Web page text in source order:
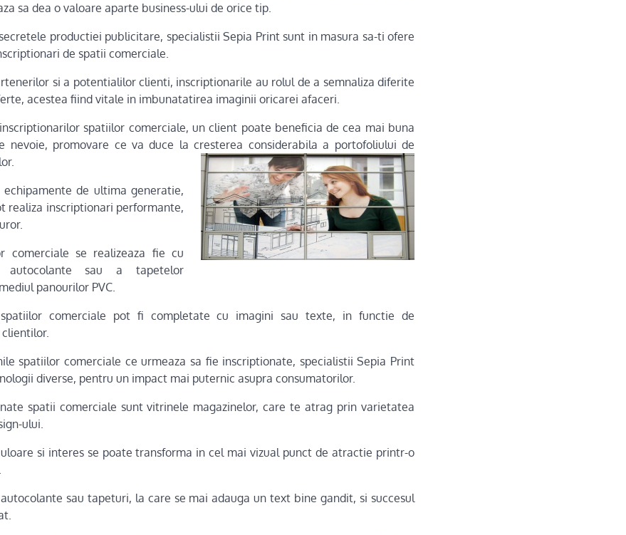
sa dea o valoare aparte business-ului de orice tip.
productiei publicitare, specialistii Sepia Print sunt in masura sa-ti ofere
de spatii comerciale.
si a potentialilor clienti, inscriptionarile au rolul de a semnaliza diferite
acestea fiind vitale in imbunatatirea imaginii oricarei afaceri.
spatiilor comerciale, un client poate beneficia de cea mai buna
nevoie, promovare ce va duce la cresterea considerabila a portofoliului de
de ultima generatie,
realiza inscriptionari performante,
comerciale se realizeaza fie cu
autocolante sau a tapetelor
panourilor PVC.
comerciale pot fi completate cu imagini sau texte, in functie de
spatiilor comerciale ce urmeaza sa fie inscriptionate, specialistii Sepia Print
diverse, pentru un impact mai puternic asupra consumatorilor.
spatii comerciale sunt vitrinele magazinelor, care te atrag prin varietatea
ului.
si interes se poate transforma in cel mai vizual punct de atractie printr-o
sau tapeturi, la care se mai adauga un text bine gandit, si succesul